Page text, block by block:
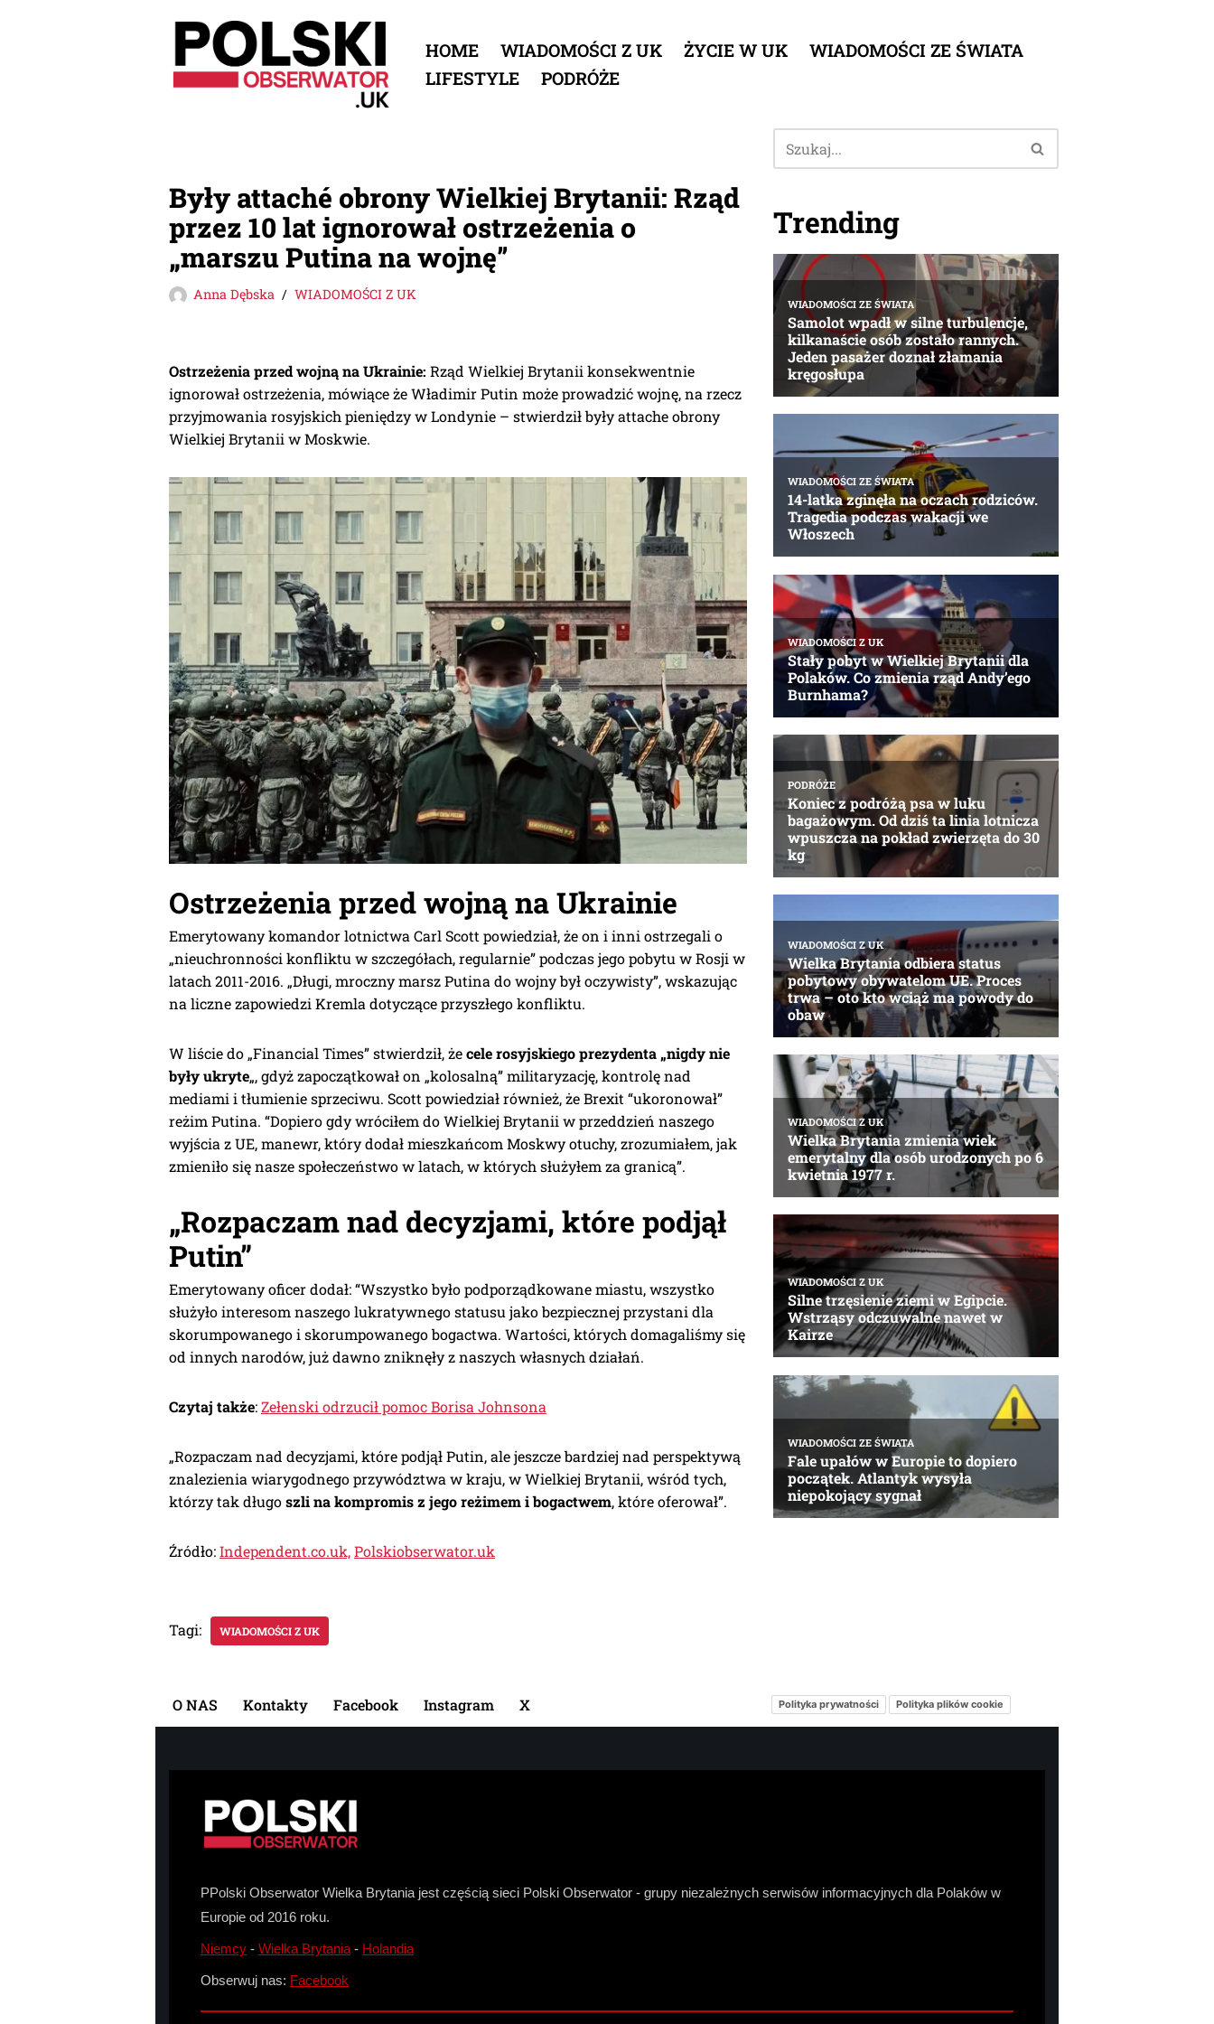
Przejdź
do
HOME WIADOMOŚCI Z UK ŻYCIE W UK
WIADOMOŚCI ZE ŚWIATA
LIFESTYLE
PODRÓŻE
Były attaché obrony Wielkiej Brytanii: Rząd
przez 10 lat ignorował ostrzeżenia o
„marszu Putina na wojnę”
Anna Dębska WIADOMOŚCI Z UK
Ostrzeżenia przed wojną na Ukrainie: Rząd Wielkiej Brytanii konsekwentnie
ignorował ostrzeżenia, mówiące że Władimir Putin może prowadzić wojnę, na rzecz
przyjmowania rosyjskich pieniędzy w Londynie – stwierdził były attache obrony
Wielkiej Brytanii w Moskwie.
Ostrzeżenia przed wojną na Ukrainie
Emerytowany komandor lotnictwa Carl Scott powiedział, że on i inni ostrzegali o
„nieuchronności konfliktu w szczegółach, regularnie” podczas jego pobytu w Rosji w
latach 2011-2016. „Długi, mroczny marsz Putina do wojny był oczywisty”, wskazując
na liczne zapowiedzi Kremla dotyczące przyszłego konfliktu.
W liście do „Financial Times” stwierdził, żecele rosyjskiego prezydenta „nigdy nie
były ukryte„, gdyż zapoczątkował on „kolosalną” militaryzację, kontrolę nad
mediami i tłumienie sprzeciwu. Scott powiedział również, że Brexit “ukoronował”
reżim Putina. “Dopiero gdy wróciłem do Wielkiej Brytanii w przeddzień naszego
wyjścia z UE, manewr, który dodał mieszkańcom Moskwy otuchy, zrozumiałem, jak
zmieniło się nasze społeczeństwo w latach, w których służyłem za granicą”.
„Rozpaczam nad decyzjami, które podjął
Putin”
Emerytowany oficer dodał: “Wszystko było podporządkowane miastu, wszystko
służyło interesom naszego lukratywnego statusu jako bezpiecznej przystani dla
skorumpowanego i skorumpowanego bogactwa. Wartości, których domagaliśmy się
od innych narodów, już dawno zniknęły z naszych własnych działań.
Czytaj także:Zełenski odrzucił pomoc Borisa Johnsona
„Rozpaczam nad decyzjami, które podjął Putin, ale jeszcze bardziej nad perspektywą
znalezienia wiarygodnego przywództwa w kraju, w Wielkiej Brytanii, wśród tych,
którzy tak długoszli na kompromis z jego reżimem i bogactwem, które oferował”.
Źródło:Independent.co.uk,Polskiobserwator.uk
Tagi: WIADOMOŚCI Z UK
Trending
O NAS Kontakty Facebook Instagram X Polityka prywatności Polityka plików cookie
PPolski Obserwator Wielka Brytania jest częścią sieci Polski Obserwator - grupy niezależnych serwisów informacyjnych dla Polaków w
Europie od 2016 roku.
Niemcy - Wielka Brytania - Holandia
Obserwuj nas: Facebook